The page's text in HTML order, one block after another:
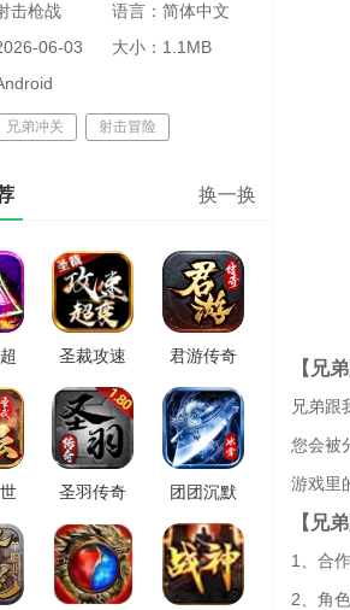
击枪战
语言：简体中文
06-03
大小：1.1MB
兄弟冲关 射击冒险
换一换
圣裁攻速
超变正版
V1.2.0
君游传奇
手游直装
版 V1.1.0
圣羽传奇
安卓免费
版 V4.3.3
团团沉默
冰雪官方
正版 V1.0
【兄
兄弟跟
您会被
游戏里
【兄
1、合
2、角